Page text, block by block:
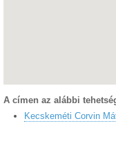
A címen az alábbi
Kecskeméti Corvin